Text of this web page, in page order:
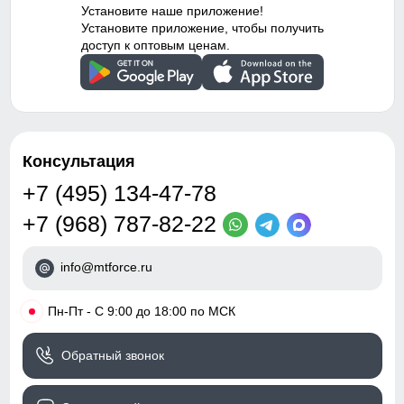
дождя. Капюшон - регулировка объема дает возможность
сделать капюшон более эргономичным и комфортным.
Фиксатор на капюшоне
Особенности
Влагонепроницаемая,
ветрозащитная, дышащая
Дизайн и стиль
Стиль
Спортивный,
повседневный, школьный
Вид принта Однотонный, печатный
Коллекция
Упаковка и размеры
Тип упаковки
Цвет парка
Установите наше приложение!
Установите приложение, чтобы получить
доступ к оптовым ценам.
Консультация
+7 (495) 134-47-78
+7 (968) 787-82-22
info@mtforce.ru
• Пн-Пт - С 9:00 до 18:00 по МСК
Обратный звонок